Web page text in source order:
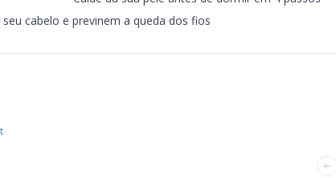
cabelo e previnem a queda dos fios